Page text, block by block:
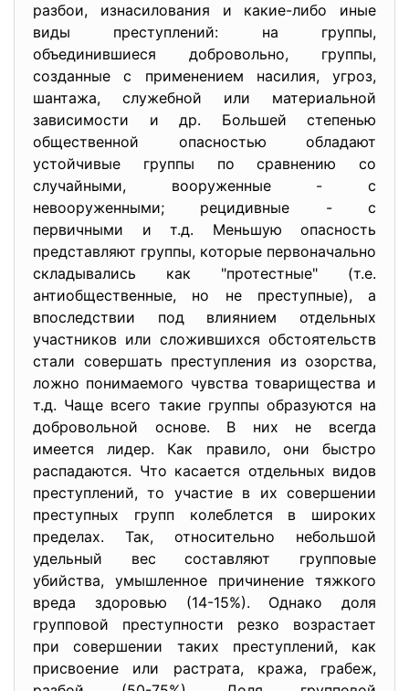
разбои, изнасилования и какие-либо иные
виды преступлений: на группы,
объединившиеся добровольно, группы,
созданные с применением насилия, угроз,
шантажа, служебной или материальной
зависимости и др. Большей степенью
общественной опасностью обладают
устойчивые группы по сравнению со
случайными, вооруженные - с
невооруженными; рецидивные - с
первичными и т.д. Меньшую опасность
представляют группы, которые первоначально
складывались как "протестные" (т.е.
антиобщественные, но не преступные), а
впоследствии под влиянием отдельных
участников или сложившихся обстоятельств
стали совершать преступления из озорства,
ложно понимаемого чувства товарищества и
т.д. Чаще всего такие группы образуются на
добровольной основе. В них не всегда
имеется лидер. Как правило, они быстро
распадаются. Что касается отдельных видов
преступлений, то участие в их совершении
преступных групп колеблется в широких
пределах. Так, относительно небольшой
удельный вес составляют групповые
убийства, умышленное причинение тяжкого
вреда здоровью (14-15%). Однако доля
групповой преступности резко возрастает
при совершении таких преступлений, как
присвоение или растрата, кража, грабеж,